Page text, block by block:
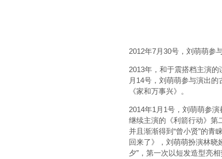
2012年7月30号，刘萌萌参
2013年，和于震搭档主演
月14号，刘萌萌参与演出
《家和万事兴》。
2014年1月1号，刘萌萌参
继续主演的《利箭行动》第
并且渐渐得到“曾小贤”的青
回来了》，刘萌萌扮演林晓
夕”，第一次以短发造型亮